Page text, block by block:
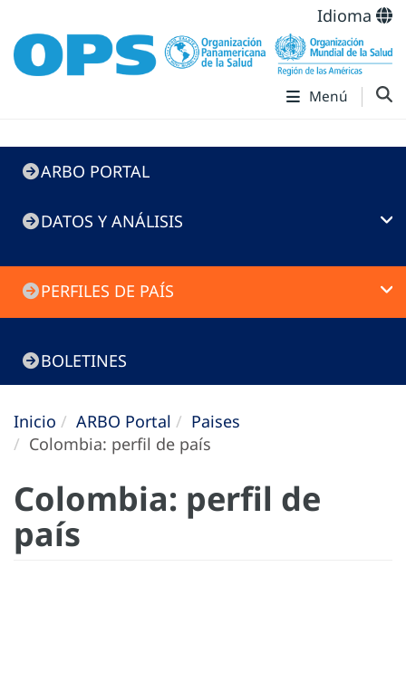
Idioma
Menú
ARBO
Portal
ARBO PORTAL
DATOS Y ANÁLISIS
PERFILES DE PAÍS
BOLETINES
Inicio ARBO Portal
Paises
Colombia: perfil de país
Colombia: perfil de
país